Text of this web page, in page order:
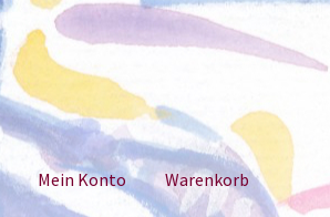
Mein Konto Warenkorb